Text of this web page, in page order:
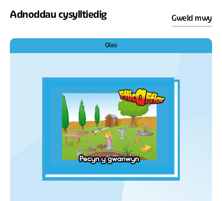
Adnoddau cysylltiedig Gweld mwy
Glas